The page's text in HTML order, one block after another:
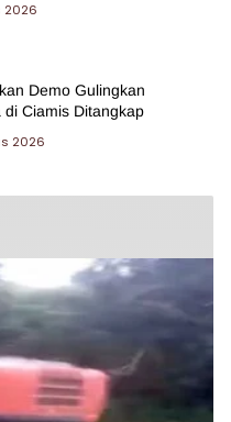
2026
Demo Gulingkan
di Ciamis Ditangkap
2026